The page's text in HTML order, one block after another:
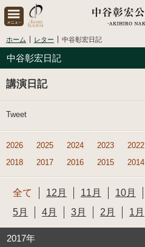
ホーム レター 中谷彰宏日記
中谷彰宏日記
講演日記
Tweet
2026 2025 2024 2023 2022
2018
2017 2016 2015 2014
全て 12月 11月 10月
5月
4月 3月 2月 1月
2017年